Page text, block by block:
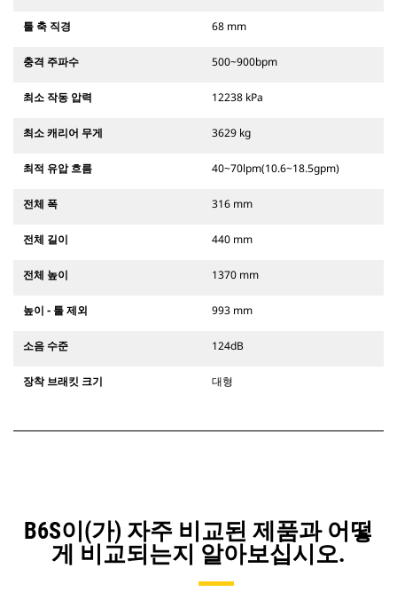
툴 축 직경 68 mm
충격 주파수 500~900bpm
최소 작동 압력 12238 kPa
최소 캐리어 무게 3629 kg
최적 유압 흐름 40~70lpm(10.6~18.5gpm)
전체 폭 316 mm
전체 길이 440 mm
전체 높이 1370 mm
높이 - 툴 제외 993 mm
소음 수준 124dB
장착 브래킷 크기 대형
B6S이(가) 자주 비교된 제품과 어떻
게 비교되는지 알아보십시오.